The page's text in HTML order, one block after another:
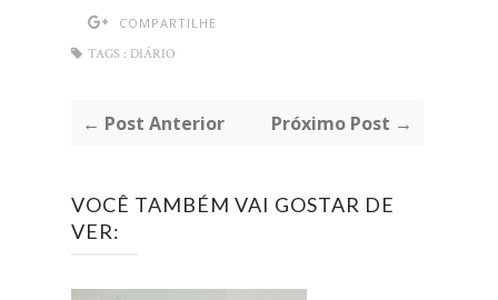
COMPARTILHE
TAGS : DIÁRIO
← Post Anterior Próximo Post →
VOCÊ TAMBÉM VAI GOSTAR DE
VER: